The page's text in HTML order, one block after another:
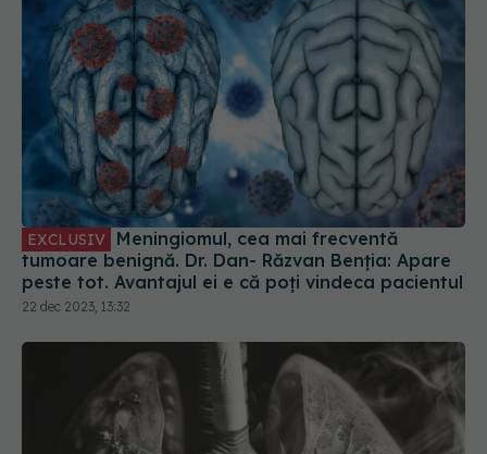
EXCLUSIV
tumoare benignă. Dr. Dan- Răzvan Benția: Apare
peste tot. Avantajul ei e că poți vindeca pacientul
22 dec 2023, 13:32